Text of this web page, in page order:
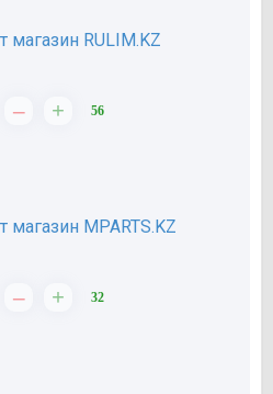
магазин RULIM.KZ
– + 56
магазин MPARTS.KZ
– + 32